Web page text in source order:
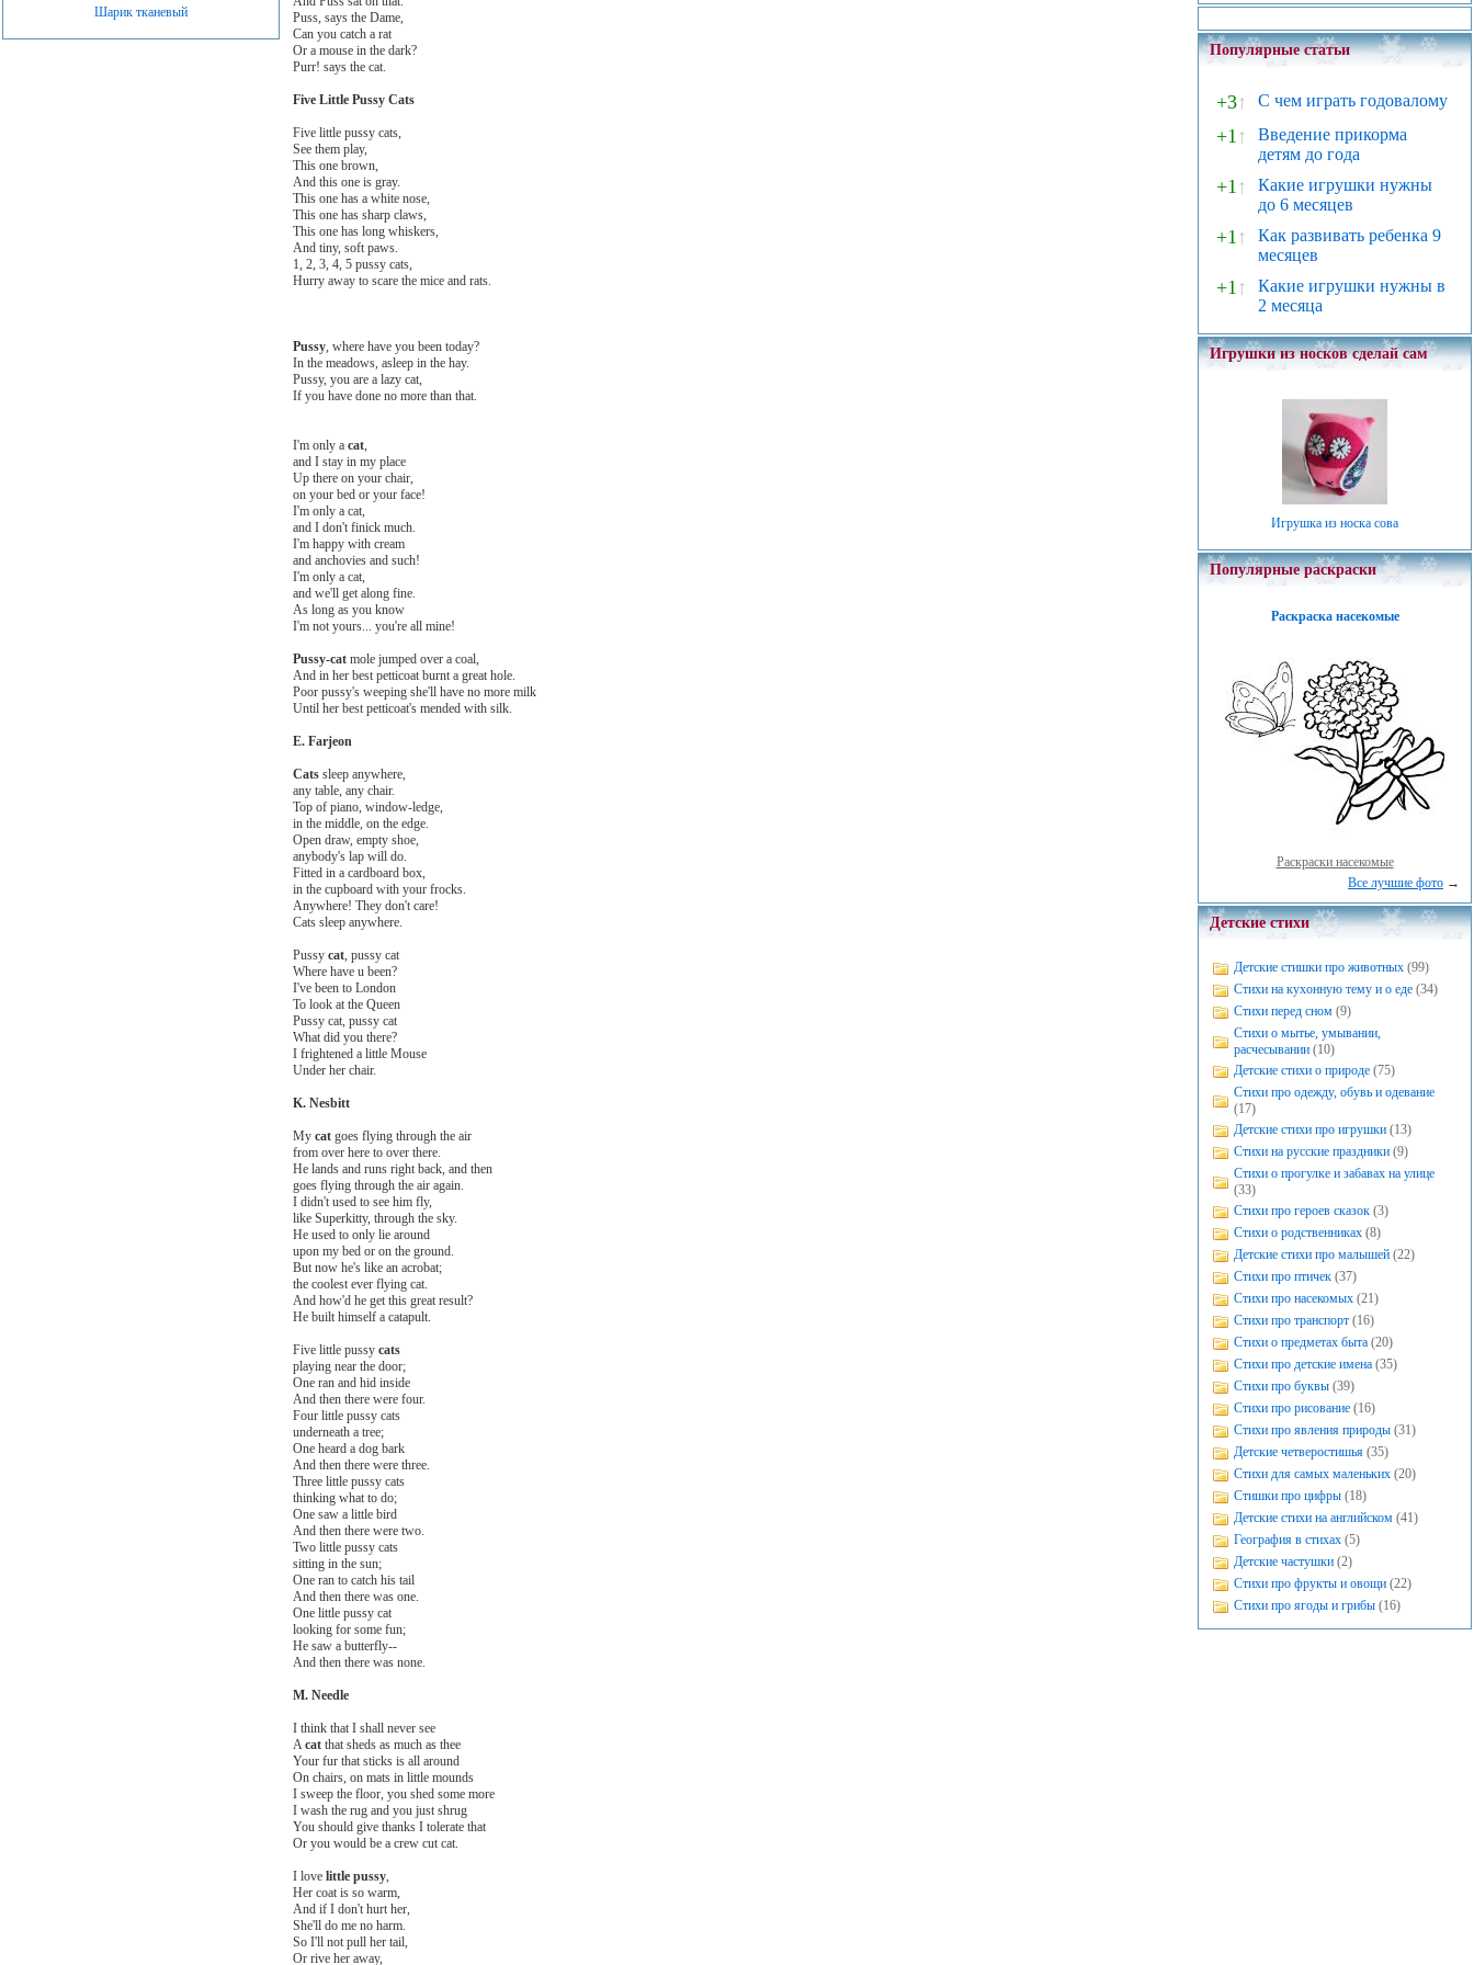
Шарик тканевый
Puss, says the Dame,
Can you catch a rat
Or a mouse in the dark?
Purr! says the cat.
Five Little Pussy Cats
Five little pussy cats,
See them play,
This one brown,
And this one is gray.
This one has a white nose,
This one has sharp claws,
This one has long whiskers,
And tiny, soft paws.
1, 2, 3, 4, 5 pussy cats,
Hurry away to scare the mice and rats.
Pussy, where have you been today?
In the meadows, asleep in the hay.
Pussy, you are a lazy cat,
If you have done no more than that.
I'm only acat,
and I stay in my place
Up there on your chair,
on your bed or your face!
I'm only a cat,
and I don't finick much.
I'm happy with cream
and anchovies and such!
I'm only a cat,
and we'll get along fine.
As long as you know
I'm not yours... you're all mine!
Pussy-cat mole jumped over a coal,
And in her best petticoat burnt a great hole.
Poor pussy's weeping she'll have no more milk
Until her best petticoat's mended with silk.
E. Farjeon
Cats sleep anywhere,
any table, any chair.
Top of piano, window-ledge,
in the middle, on the edge.
Open draw, empty shoe,
anybody's lap will do.
Fitted in a cardboard box,
in the cupboard with your frocks.
Anywhere! They don't care!
Cats sleep anywhere.
Pussycat, pussy cat
Where have u been?
I've been to London
To look at the Queen
Pussy cat, pussy cat
What did you there?
I frightened a little Mouse
Under her chair.
K. Nesbitt
Mycat goes flying through the air
from over here to over there.
He lands and runs right back, and then
goes flying through the air again.
I didn't used to see him fly,
like Superkitty, through the sky.
He used to only lie around
upon my bed or on the ground.
But now he's like an acrobat;
the coolest ever flying cat.
And how'd he get this great result?
He built himself a catapult.
Five little pussycats
playing near the door;
One ran and hid inside
And then there were four.
Four little pussy cats
underneath a tree;
One heard a dog bark
And then there were three.
Three little pussy cats
thinking what to do;
One saw a little bird
And then there were two.
Two little pussy cats
sitting in the sun;
One ran to catch his tail
And then there was one.
One little pussy cat
looking for some fun;
He saw a butterfly--
And then there was none.
M. Needle
I think that I shall never see
Acat that sheds as much as thee
Your fur that sticks is all around
On chairs, on mats in little mounds
I sweep the floor, you shed some more
I wash the rug and you just shrug
You should give thanks I tolerate that
Or you would be a crew cut cat.
I lovelittle pussy,
Her coat is so warm,
And if I don't hurt her,
She'll do me no harm.
So I'll not pull her tail,
Or rive her away,
Популярные статьи
+3↑ С чем играть годовалому
+1↑
Введение прикорма
детям до года
+1↑
Какие игрушки нужны
до 6 месяцев
+1↑
Как развивать ребенка 9
месяцев
+1↑
Какие игрушки нужны в
2 месяца
Игрушки из носков сделай сам
Игрушка из носка сова
Популярные раскраски
Раскраска насекомые
Раскраски насекомые
Все лучшие фото →
Детские стихи
Детские стишки про животных (99)
Стихи на кухонную тему и о еде (34)
Стихи перед сном (9)
Стихи о мытье, умывании,
расчесывании (10)
Детские стихи о природе (75)
Стихи про одежду, обувь и одевание
(17)
Детские стихи про игрушки (13)
Стихи на русские праздники (9)
Стихи о прогулке и забавах на улице
(33)
Стихи про героев сказок (3)
Стихи о родственниках (8)
Детские стихи про малышей (22)
Стихи про птичек (37)
Стихи про насекомых (21)
Стихи про транспорт (16)
Стихи о предметах быта (20)
Стихи про детские имена (35)
Стихи про буквы (39)
Стихи про рисование (16)
Стихи про явления природы (31)
Детские четверостишья (35)
Стихи для самых маленьких (20)
Стишки про цифры (18)
Детские стихи на английском (41)
География в стихах (5)
Детские частушки (2)
Стихи про фрукты и овощи (22)
Стихи про ягоды и грибы (16)